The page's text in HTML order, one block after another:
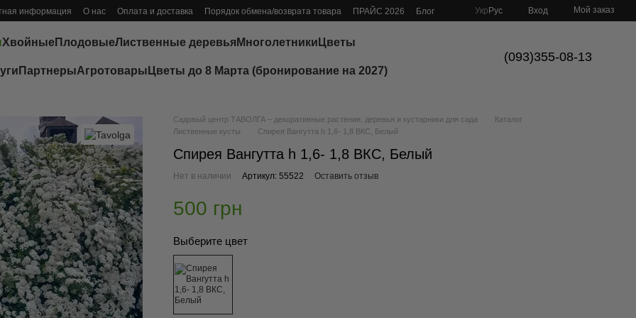
информация О нас Оплата и доставка Порядок обмена/возврата товара ПРАЙС 2026
Блог
Укр Рус Вход Мой заказ
ХвойныеПлодовыеЛиственные деревья Многолетники Цветы
ПартнерыАгротовары Цветы до 8 Марта (бронирование на 2027)
(093)355-08-13
Садовый центр ТАВОЛГА – декоративные растения, деревья и кустарники для сада
Каталог
Лиственные кусты
Спирея Вангутта h 1,6- 1,8 ВКС, Белый
Спирея Вангутта h 1,6- 1,8 ВКС, Белый
Нет в наличии Артикул: 55522 Оставить отзыв
500 грн
Выберите цвет